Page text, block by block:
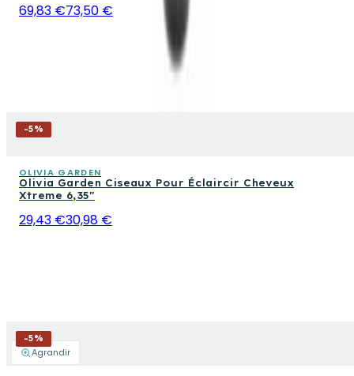
Agrandir
69,83 €73,50 €
-5%
OLIVIA GARDEN
Olivia Garden Ciseaux Pour Éclaircir Cheveux
Xtreme 6,35"
29,43 €30,98 €
-5%